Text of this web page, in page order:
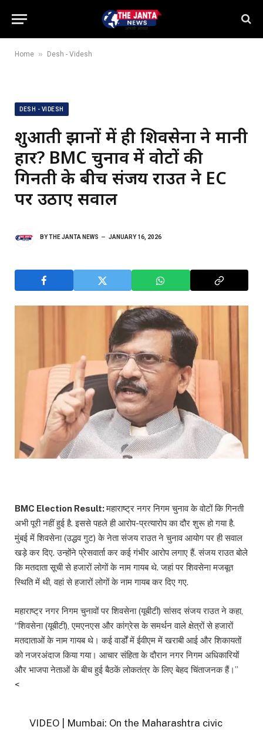
Home » Desh - Videsh
DESH - VIDESH
शुरुआती रुझानों में ही शिवसेना ने मानी
हार? BMC चुनाव में वोटों की
गिनती के बीच संजय राउत ने EC
पर उठाए सवाल
BYTHE JANTA NEWS JANUARY 16, 2026
BMC Election Result:महाराष्ट्र नगर निगम चुनाव के वोटों कि गिनती
अभी पूरी नहीं हुई है. इससे पहले ही आरोप-प्रत्यारोप का दौर शुरू हो गया है.
मुंबई में शिवसेना (उद्धव गुट) के नेता संजय राउत ने चुनाव आयोग पर ही सवाल
खड़े कर दिए. उन्होंने प्रेसवार्ता कर कई गंभीर आरोप लगाए हैं. संजय राउत बोले
कि मतदाता सूची से हजारों लोगों के नाम गायब थे. जहां पर शिवसेना मजबूत
स्थिति में थी, वहां से हजारों लोगों के नाम गायब कर दिए गए.
महाराष्ट्र नगर निगम चुनावों पर शिवसेना (यूबीटी) सांसद संजय राउत ने कहा,
“शिवसेना (यूबीटी), एमएनएस और कांग्रेस के समर्थन वाले क्षेत्रों से हजारों
मतदाताओं के नाम गायब थे। कई वार्डों में ईवीएम में खराबी आई और शिकायतों
को नजरअंदाज किया गया। आचार संहिता के दौरान नगर निगम अधिकारियों
और भाजपा नेताओं के बीच हुई बैठकें लोकतंत्र के लिए बेहद चिंताजनक हैं।”
<
VIDEO | Mumbai: On the Maharashtra civic